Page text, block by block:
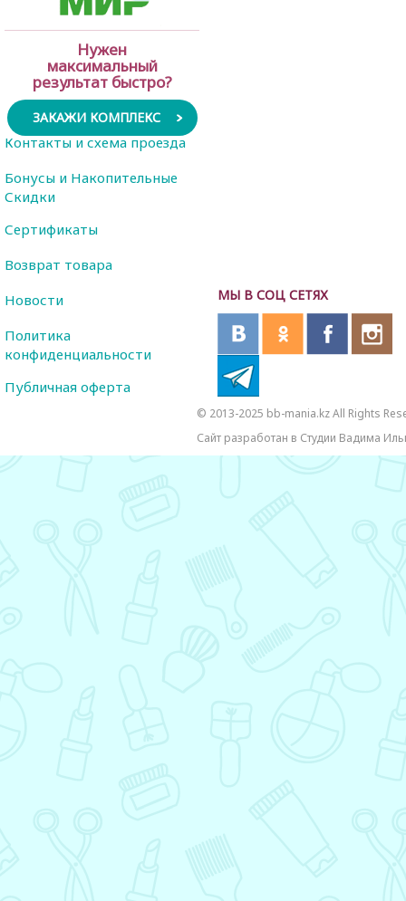
Нужен
максимальный
результат быстро?
ЗАКАЖИ КОМПЛЕКС
МЫ В СОЦ СЕТЯХ
Контакты и схема проезда
Бонусы и Накопительные
Скидки
Сертификаты
Возврат товара
Новости
Политика
конфиденциальности
Публичная оферта
© 2013-2025 bb-mania.kz All Rights
Сайт разработан в Студии Вадима